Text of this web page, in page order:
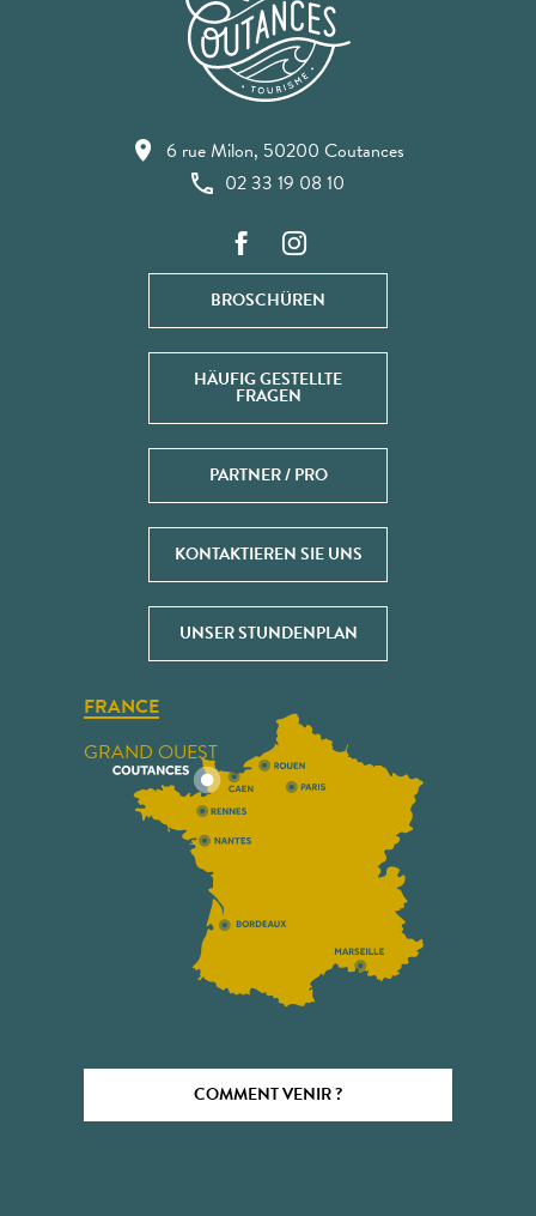
6 rue Milon, 50200 Coutances
02 33 19 08 10
BROSCHÜREN
HÄUFIG GESTELLTE
FRAGEN
PARTNER / PRO
KONTAKTIEREN SIE UNS
UNSER STUNDENPLAN
FRANCE
GRAND OUEST
COMMENT VENIR ?